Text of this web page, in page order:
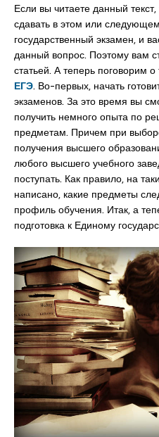
Если вы читаете данный
сдавать в этом или
государственный экзамен, и
данный вопрос. Поэтому вам
статьей. А теперь поговорим о
ЕГЭ. Во-первых, начать
экзаменов. За это время вы
получить немного опыта по
предметам. Причем при
получения высшего
любого высшего учебного
поступать. Как правило, на
написано, какие предметы
профиль обучения. Итак, а
подготовка к Единому